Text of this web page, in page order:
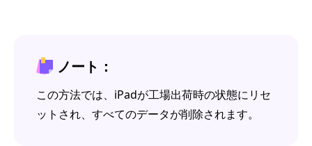
ノート：
この方法では、iPadが工場出荷時の状態にリセ
ットされ、すべてのデータが削除されます。